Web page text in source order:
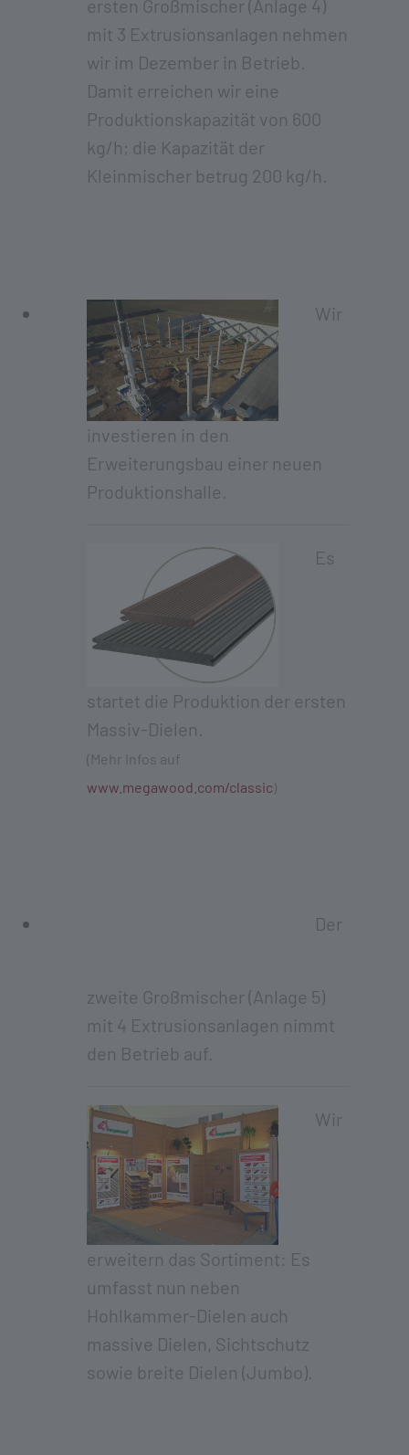
ersten Großmischer (Anlage 4)
mit 3 Extrusionsanlagen nehmen
wir im Dezember in Betrieb.
Damit erreichen wir eine
Produktionskapazität von 600
kg/h; die Kapazität der
Kleinmischer betrug 200 kg/h.
Wir
investieren in den
Erweiterungsbau einer neuen
Produktionshalle.
Es
startet die Produktion der ersten
Massiv-Dielen.
(Mehr Infos auf
www.megawood.com/classic)
Der
zweite Großmischer (Anlage 5)
mit 4 Extrusionsanlagen nimmt
den Betrieb auf.
Wir
erweitern das Sortiment: Es
umfasst nun neben
Hohlkammer-Dielen auch
massive Dielen, Sichtschutz
sowie breite Dielen (Jumbo).